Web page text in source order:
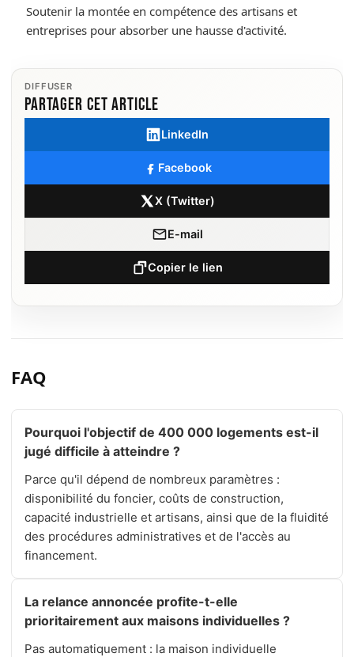
Soutenir la montée en compétence des artisans et
entreprises pour absorber une hausse d'activité.
DIFFUSER
Partager cet article
LinkedIn
Facebook
X (Twitter)
E-mail
Copier le lien
FAQ
Pourquoi l'objectif de 400 000 logements est-il
jugé difficile à atteindre ?
Parce qu'il dépend de nombreux paramètres :
disponibilité du foncier, coûts de construction,
capacité industrielle et artisans, ainsi que de la fluidité
des procédures administratives et de l'accès au
financement.
La relance annoncée profite-t-elle
prioritairement aux maisons individuelles ?
Pas automatiquement : la maison individuelle